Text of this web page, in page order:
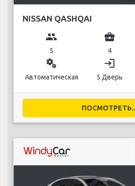
NISSAN QASHQAI
group
5
business_center
4
miscellaneous_services
Автоматическая
login
5 Дверь